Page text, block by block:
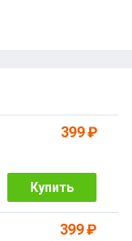
399 ₽
Купить
399 ₽